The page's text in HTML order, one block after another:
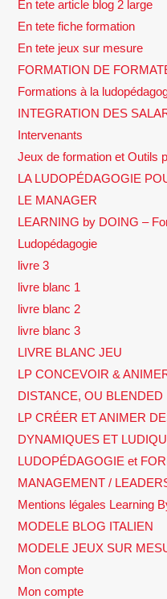
En tete article blog 2 large
En tete fiche formation
En tete jeux sur mesure
FORMATION DE
Formations à la
INTEGRATION DES
Intervenants
Jeux de formation et Outils
LA LUDOPÉDAGOGIE
LE MANAGER
LEARNING by DOING –
Ludopédagogie
livre 3
livre blanc 1
livre blanc 2
livre blanc 3
LIVRE BLANC JEU
LP CONCEVOIR &
DISTANCE, OU BLENDED
LP CRÉER ET ANIMER
DYNAMIQUES ET
LUDOPÉDAGOGIE et
MANAGEMENT /
Mentions légales Learning
MODELE BLOG ITALIEN
MODELE JEUX SUR
Mon compte
Mon compte